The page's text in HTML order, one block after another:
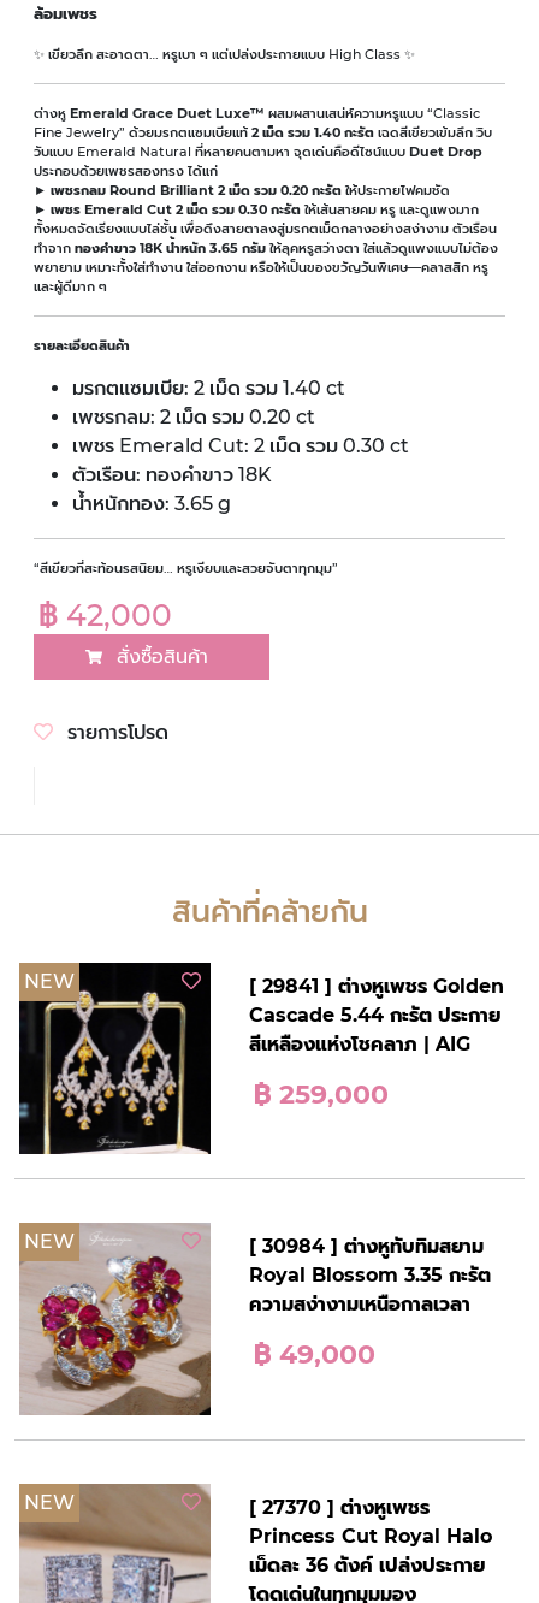
ล้อมเพชร
✨ เขียวลึก สะอาดตา… หรูเบา ๆ แต่เปล่งประกายแบบ High Class ✨
ต่างหู Emerald Grace Duet Luxe™ ผสมผสานเสน่ห์ความหรูแบบ “Classic
Fine Jewelry” ด้วยมรกตแซมเบียแท้ 2 เม็ด รวม 1.40 กะรัต เฉดสีเขียวเข้มลึก วิบ
วับแบบ Emerald Natural ที่หลายคนตามหา จุดเด่นคือดีไซน์แบบ Duet Drop
ประกอบด้วยเพชรสองทรง ได้แก่
► เพชรกลม Round Brilliant 2 เม็ด รวม 0.20 กะรัต ให้ประกายไฟคมชัด
► เพชร Emerald Cut 2 เม็ด รวม 0.30 กะรัต ให้เส้นสายคม หรู และดูแพงมาก
ทั้งหมดจัดเรียงแบบไล่ชั้น เพื่อดึงสายตาลงสู่มรกตเม็ดกลางอย่างสง่างาม ตัวเรือน
ทำจาก ทองคำขาว 18K น้ำหนัก 3.65 กรัม ให้ลุคหรูสว่างตา ใส่แล้วดูแพงแบบไม่ต้อง
พยายาม เหมาะทั้งใส่ทำงาน ใส่ออกงาน หรือให้เป็นของขวัญวันพิเศษ—คลาสสิก หรู
และผู้ดีมาก ๆ
รายละเอียดสินค้า
มรกตแซมเบีย: 2 เม็ด รวม 1.40 ct
เพชรกลม: 2 เม็ด รวม 0.20 ct
เพชร Emerald Cut: 2 เม็ด รวม 0.30 ct
ตัวเรือน: ทองคำขาว 18K
น้ำหนักทอง: 3.65 g
“สีเขียวที่สะท้อนรสนิยม… หรูเงียบและสวยจับตาทุกมุม”
฿ 42,000
สั่งซื้อสินค้า
รายการโปรด
สินค้าที่คล้ายกัน
NEW
[ 29841 ] ต่างหูเพชร Golden
Cascade 5.44 กะรัต ประกาย
สีเหลืองแห่งโชคลาภ | AIG
฿ 259,000
NEW
[ 30984 ] ต่างหูทับทิมสยาม
Royal Blossom 3.35 กะรัต
ความสง่างามเหนือกาลเวลา
฿ 49,000
NEW
[ 27370 ] ต่างหูเพชร
Princess Cut Royal Halo
เม็ดละ 36 ตังค์ เปล่งประกาย
โดดเด่นในทุกมุมมอง